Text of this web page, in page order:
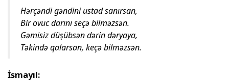
Hərçəndi gəndini ustad sanırsan,
Bir ovuc darını seçə bilməzsən.
Gəmisiz düşübsən dərin dəryaya,
Təkində qalarsan, keçə bilməzsən.
İsmayıl: